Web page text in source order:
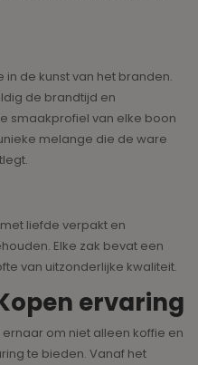
in de kunst van het branden.
de brandtijd en
smaakprofiel van elke boon
melange die de ware
liefde verpakt en
Elke zak bevat een
van uitzonderlijke kwaliteit.
ervaring
om niet alleen koffie en
te bieden. Vanaf het